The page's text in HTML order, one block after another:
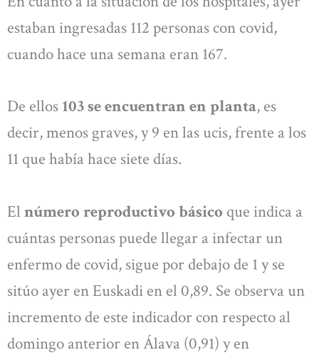
estaban ingresadas 112 personas con covid,
cuando hace una semana eran 167.
De ellos 103 se encuentran en planta, es
decir, menos graves, y 9 en las ucis, frente a los
11 que había hace siete días.
El número reproductivo básico que indica a
cuántas personas puede llegar a infectar un
enfermo de covid, sigue por debajo de 1 y se
sitúo ayer en Euskadi en el 0,89. Se observa un
incremento de este indicador con respecto al
domingo anterior en Álava (0,91) y en